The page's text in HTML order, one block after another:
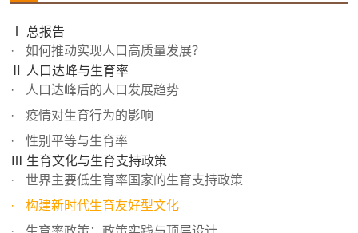
Ⅰ 总报告
如何推动实现人口高质量发展？
Ⅱ 人口达峰与生育率
人口达峰后的人口发展趋势
疫情对生育行为的影响
性别平等与生育率
Ⅲ 生育文化与生育支持政策
世界主要低生育率国家的生育支持政策
构建新时代生育友好型文化